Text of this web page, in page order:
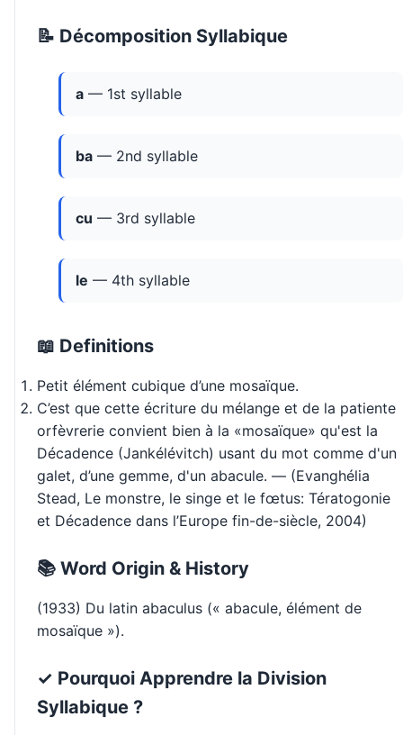
📝 Décomposition Syllabique
a — 1st syllable
ba — 2nd syllable
cu — 3rd syllable
le — 4th syllable
📖 Definitions
Petit élément cubique d’une mosaïque.
C’est que cette écriture du mélange et de la patiente
orfèvrerie convient bien à la «mosaïque» qu'est la
Décadence (Jankélévitch) usant du mot comme d'un
galet, d’une gemme, d'un abacule. — (Evanghélia
Stead, Le monstre, le singe et le fœtus: Tératogonie
et Décadence dans l’Europe fin-de-siècle, 2004)
📚 Word Origin & History
(1933) Du latin abaculus (« abacule, élément de
mosaïque »).
✓ Pourquoi Apprendre la Division
Syllabique ?